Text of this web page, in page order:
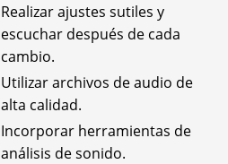
Realizar ajustes sutiles y
escuchar después de cada
cambio.
Utilizar archivos de audio de
alta calidad.
Incorporar herramientas de
análisis de sonido.